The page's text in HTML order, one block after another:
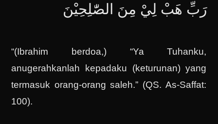
رَبِّ هَبْ لِيْ مِنَ الصّٰلِحِيْنَ
“(Ibrahim berdoa,) “Ya Tuhanku,
anugerahkanlah kepadaku (keturunan) yang
termasuk orang-orang saleh.” (QS. As-Saffat:
100).